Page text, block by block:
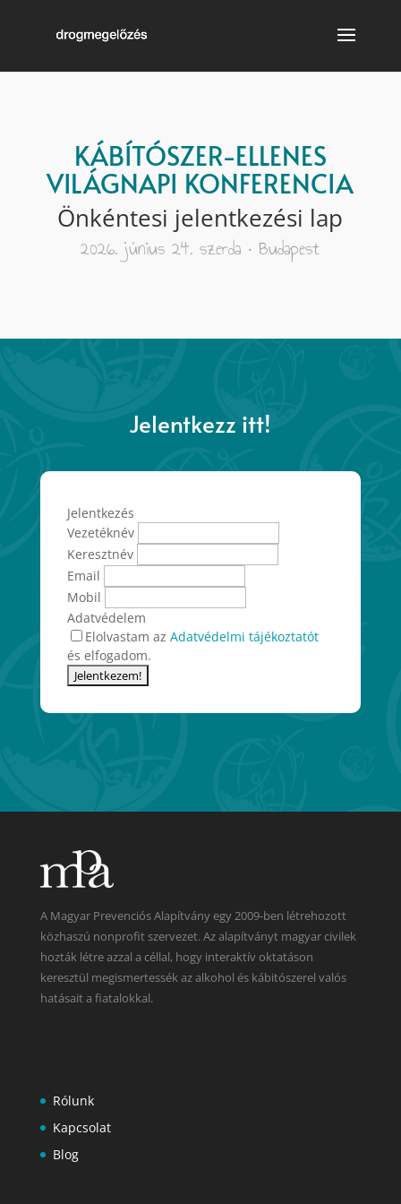
KÁBÍTÓSZER-ELLENES
VILÁGNAPI KONFERENCIA
Önkéntesi jelentkezési lap
2026. június 24. szerda • Budapest
Jelentkezz itt!
Jelentkezés
Vezetéknév
Keresztnév
Email
Mobil
Adatvédelem
Elolvastam az Adatvédelmi tájékoztatót
és elfogadom.
A Magyar Prevenciós Alapítvány egy 2009-ben létrehozott
közhaszú nonprofit szervezet. Az alapítványt magyar civilek
hozták létre azzal a céllal, hogy interaktív oktatáson
keresztül megismertessék az alkohol és kábitószerel valós
hatásait a fiatalokkal.
Rólunk
Kapcsolat
Blog